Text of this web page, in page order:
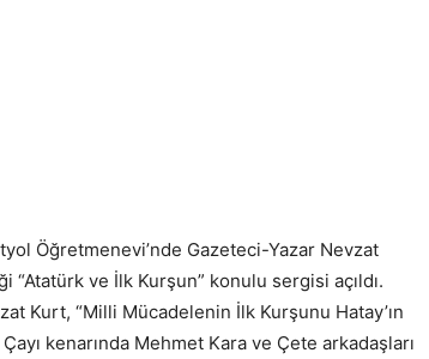
Öğretmenevi’nde Gazeteci-Yazar Nevzat
“Atatürk ve İlk Kurşun” konulu sergisi açıldı.
Kurt, “Milli Mücadelenin İlk Kurşunu Hatay’ın
kenarında Mehmet Kara ve Çete arkadaşları